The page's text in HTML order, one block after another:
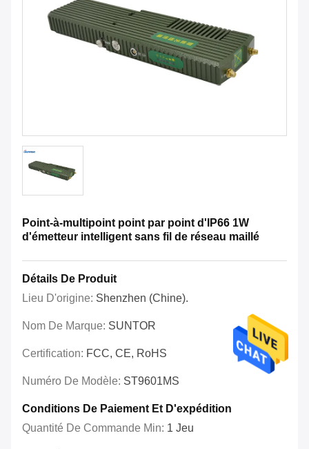
Point-à-multipoint point par point d'IP66 1W
d'émetteur intelligent sans fil de réseau maillé
Détails De Produit
Lieu D'origine: Shenzhen (Chine).
Nom De Marque: SUNTOR
Certification: FCC, CE, RoHS
Numéro De Modèle: ST9601MS
Conditions De Paiement Et D'expédition
Quantité De Commande Min: 1 Jeu